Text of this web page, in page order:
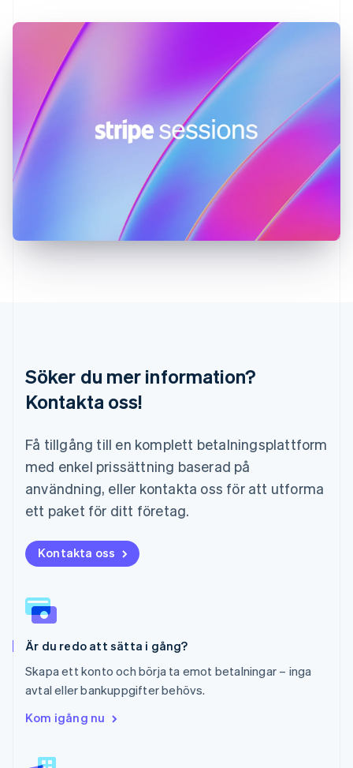
Söker du mer information?
Kontakta oss!
Få tillgång till en komplett betalningsplattform
med enkel prissättning baserad på
användning, eller kontakta oss för att utforma
ett paket för ditt företag.
Kontakta oss
Är du redo att sätta i gång?
Skapa ett konto och börja ta emot betalningar – inga
avtal eller bankuppgifter behövs.
Kom igång nu
English
Irland
English
Italien
Italiano
Japan
Liechtenstein
DeutschEnglish
English
Mexiko
EspañolEnglish
NederlandsEnglish
Norge
English
Nya Zeeland
English
Polen
Portugal
PortuguêsEnglish
English
Schweiz
Singapore
Slovakien
English
Slovenien
Español